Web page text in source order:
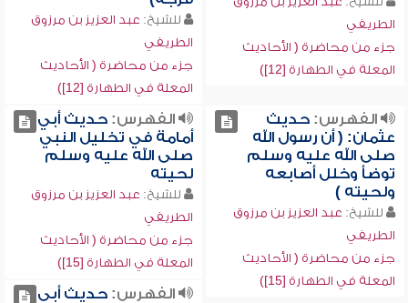
الطريفي
جزء من محاضرة ( الأحاديث
المعلة في الطهارة [12])
للشيخ: عبد العزيز بن مرزوق
الطريفي
جزء من محاضرة ( الأحاديث
المعلة في الطهارة [12])
الفهرس:حديث
عثمان: ( أن رسول الله
صلى الله عليه وسلم
توضأ وخلل أصابعه
ولحيته )
للشيخ: عبد العزيز بن مرزوق
الطريفي
جزء من محاضرة ( الأحاديث
المعلة في الطهارة [15])
الفهرس:حديث أبي
أمامة في تخليل النبي
صلى الله عليه وسلم
لحيته
للشيخ: عبد العزيز بن مرزوق
الطريفي
جزء من محاضرة ( الأحاديث
المعلة في الطهارة [15])
الفهرس:حديث أبي